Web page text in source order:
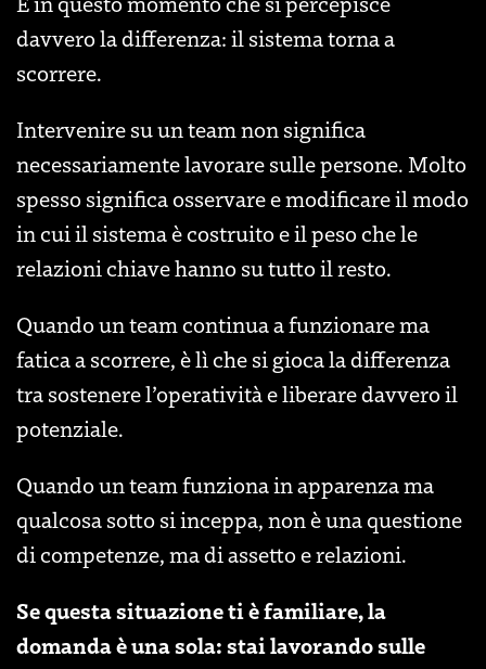
davvero la differenza: il sistema torna a
scorrere.
Intervenire su un team non significa
necessariamente lavorare sulle persone. Molto
spesso significa osservare e modificare il modo
in cui il sistema è costruito e il peso che le
relazioni chiave hanno su tutto il resto.
Quando un team continua a funzionare ma
fatica a scorrere, è lì che si gioca la differenza
tra sostenere l’operatività e liberare davvero il
potenziale.
Quando un team funziona in apparenza ma
qualcosa sotto si inceppa, non è una questione
di competenze, ma di assetto e relazioni.
Se questa situazione ti è familiare, la
domanda è una sola: stai lavorando sulle